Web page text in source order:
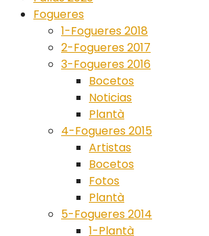
Fogueres
1-Fogueres 2018
2-Fogueres 2017
3-Fogueres 2016
Bocetos
Noticias
Plantà
4-Fogueres 2015
Artistas
Bocetos
Fotos
Plantà
5-Fogueres 2014
1-Plantà